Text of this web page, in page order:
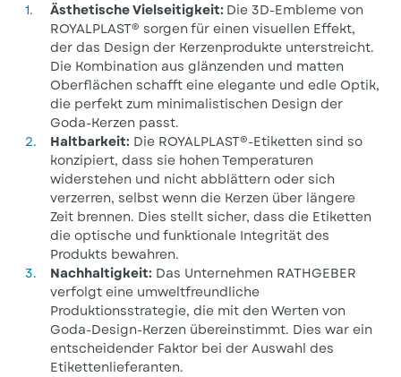
Ästhetische Vielseitigkeit: Die 3D-Embleme von
ROYALPLAST® sorgen für einen visuellen Effekt,
der das Design der Kerzenprodukte unterstreicht.
Die Kombination aus glänzenden und matten
Oberflächen schafft eine elegante und edle Optik,
die perfekt zum minimalistischen Design der
Goda-Kerzen passt.
Haltbarkeit: Die ROYALPLAST®-Etiketten sind so
konzipiert, dass sie hohen Temperaturen
widerstehen und nicht abblättern oder sich
verzerren, selbst wenn die Kerzen über längere
Zeit brennen. Dies stellt sicher, dass die Etiketten
die optische und funktionale Integrität des
Produkts bewahren.
Nachhaltigkeit: Das Unternehmen RATHGEBER
verfolgt eine umweltfreundliche
Produktionsstrategie, die mit den Werten von
Goda-Design-Kerzen übereinstimmt. Dies war ein
entscheidender Faktor bei der Auswahl des
Etikettenlieferanten.